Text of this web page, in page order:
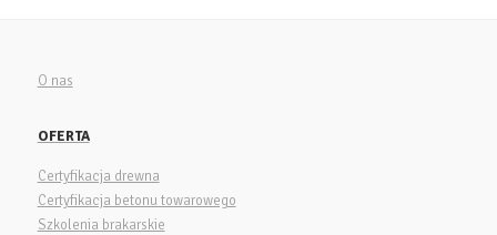
O nas
OFERTA
Certyfikacja drewna
Certyfikacja betonu towarowego
Szkolenia brakarskie